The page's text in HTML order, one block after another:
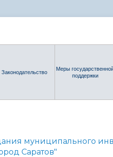
Законодательство
Меры
поддержки
муниципального
Саратов"